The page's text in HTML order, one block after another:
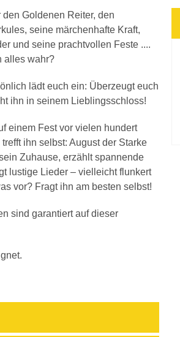
den Goldenen Reiter, den
seine märchenhafte Kraft,
und seine prachtvollen Feste ....
alles wahr?
lädt euch ein: Überzeugt euch
ihn in seinem Lieblingsschloss!
einem Fest vor vielen hundert
ihn selbst: August der Starke
Zuhause, erzählt spannende
lustige Lieder – vielleicht flunkert
vor? Fragt ihn am besten selbst!
sind garantiert auf dieser